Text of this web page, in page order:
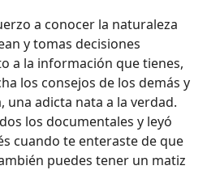
a conocer la naturaleza
y tomas decisiones
a la información que tienes,
los consejos de los demás y
una adicta nata a la verdad.
los documentales y leyó
cuando te enteraste de que
puedes tener un matiz